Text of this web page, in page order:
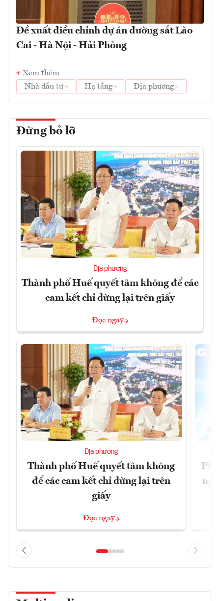
Đề xuất điều chỉnh dự án đường sắt Lào
Cai - Hà Nội - Hải Phòng
Xem thêm
Nhà đầu tư
Hạ tầng Địa phương
Đừng bỏ lỡ
Địa phương
Thành phố Huế quyết tâm không để các
cam kết chỉ dừng lại trên giấy
Đọc ngay
Địa phương
Thành phố Huế quyết tâm không
để các cam kết chỉ dừng lại trên
giấy
Đọc ngay